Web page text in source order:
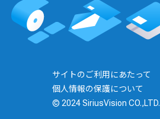
サイトのご利用にあたって
個人情報の保護について
© 2024 SiriusVision CO.,LTD.